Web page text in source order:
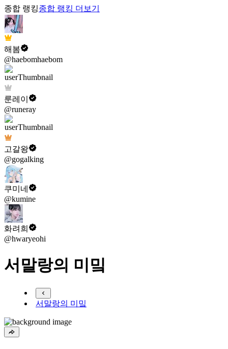
종합 랭킹종합 랭킹 더보기
해봄
@haebomhaebom
룬레이
@runeray
고갈왕
@gogalking
쿠미네
@kumine
화려희
@hwaryeohi
서말랑의 미밐
서말랑의 미밐